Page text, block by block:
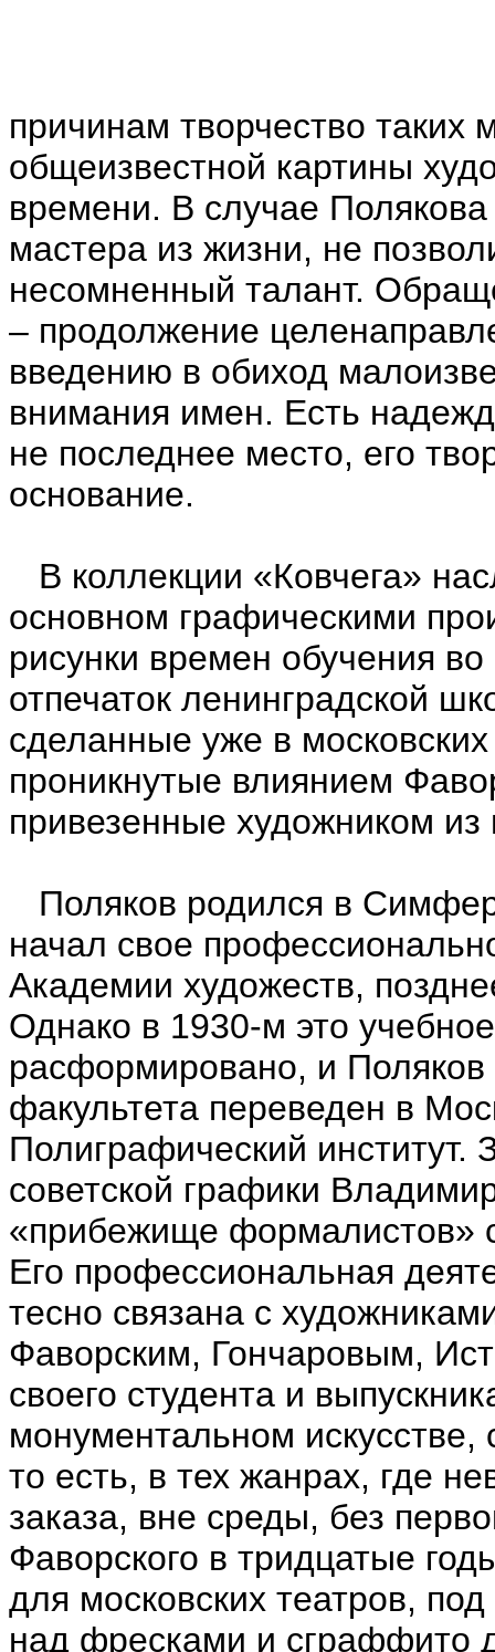
причинам творчество таких
общеизвестной картины
времени. В случае
мастера из жизни, не
несомненный талант.
– продолжение
введению в обиход
внимания имен. Есть
не последнее место, его
основание.
В коллекции «Ковчега»
основном графическими
рисунки времен обучения
отпечаток ленинградской
сделанные уже в
проникнутые влиянием
привезенные художником из
Поляков родился в
начал свое
Академии художеств,
Однако в 1930-м это
расформировано, и Поляков
факультета переведен в
Полиграфический институт.
советской графики
«прибежище формалистов»
Его профессиональная
тесно связана с
Фаворским, Гончаровым,
своего студента и
монументальном
то есть, в тех жанрах, где
заказа, вне среды, без
Фаворского в тридцатые
для московских театров,
над фресками и сграффито